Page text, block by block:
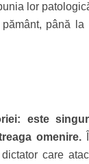
lor
până la
este
omenire.
care